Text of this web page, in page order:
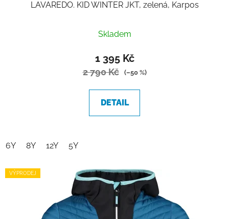
LAVAREDO. KID WINTER JKT, zelená, Karpos
Skladem
1 395 Kč
2 790 Kč (–50 %)
DETAIL
6Y 8Y 12Y 5Y
VÝPRODEJ